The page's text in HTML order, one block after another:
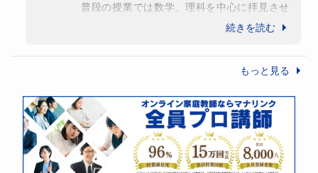
普段の授業では数学、理科を中心に拝見させ
ていただきました。ご本人からも「受ける前
お声を頂戴することができました。その成長
の姿を拝見することができ、教師としても胸
が熱くなる思いでした。
成績が大きく伸び、安定したのはご本人の粘
り強い姿勢や日々の努力あってこそだと思っ
ています。大変良く頑張ってくださっていま
した！
続きを読む
もっと見る